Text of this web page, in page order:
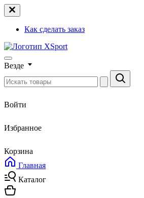
Как сделать заказ
Везде
Войти
Избранное
Корзина
Главная
Каталог